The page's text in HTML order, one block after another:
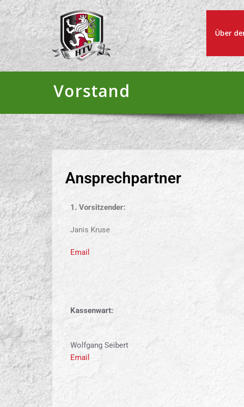
Über
Vorstand
Ansprechpartner
1. Vorsitzender:
Janis Kruse
Email
Kassenwart:
Wolfgang Seibert
Email